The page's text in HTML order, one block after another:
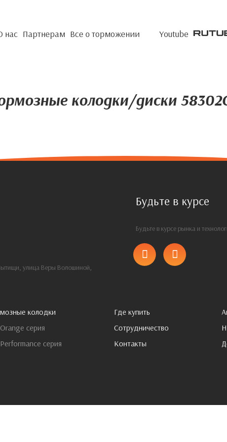
нас Партнерам Все о торможении Youtube
колодки/диски
улица Веры Волошиной,
Будьте в курсе
Будьте в курсе рынка и
колодки
Orange серия
Performance серия
Где купить
Сотрудничество
Контакты